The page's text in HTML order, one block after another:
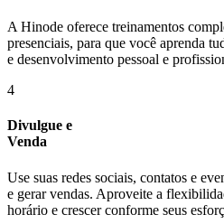
A Hinode oferece treinamentos
presenciais, para que você aprenda
e desenvolvimento pessoal e
4
Divulgue e
Venda
Use suas redes sociais, contatos e
e gerar vendas. Aproveite a
horário e crescer conforme seus